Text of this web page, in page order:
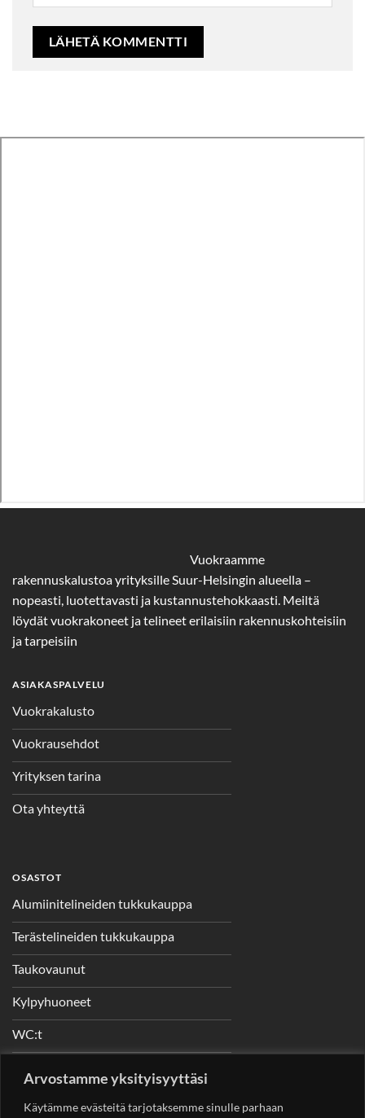
Arvostamme yksityisyyttäsi
Käytämme evästeitä tarjotaksemme sinulle parhaan
Vuokraamme
rakennuskalustoa yrityksille Suur-Helsingin alueella –
nopeasti, luotettavasti ja kustannustehokkaasti. Meiltä
löydät vuokrakoneet ja telineet erilaisiin rakennuskohteisiin
ja tarpeisiin
ASIAKASPALVELU
Vuokrakalusto
Vuokrausehdot
Yrityksen tarina
Ota yhteyttä
OSASTOT
Alumiinitelineiden tukkukauppa
Terästelineiden tukkukauppa
Taukovaunut
Kylpyhuoneet
WC:t